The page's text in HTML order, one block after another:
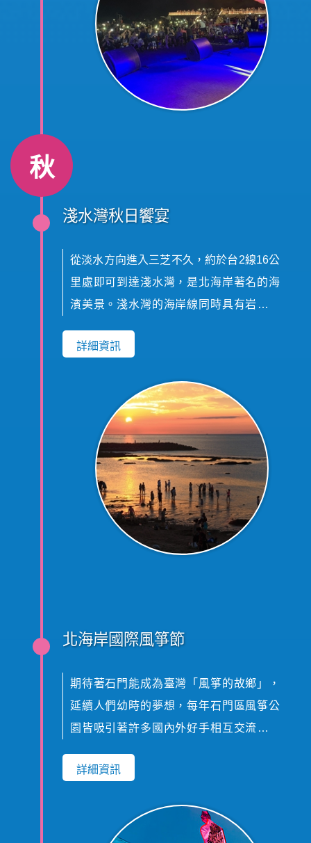
美麗海岸不必遠走國外，北海岸即可享受
罕見瑰麗的海岸風情~
秋
淺水灣秋日饗宴
從淡水方向進入三芝不久，約於台2線16公
里處即可到達淺水灣，是北海岸著名的海
濱美景。淺水灣的海岸線同時具有岩岸與
的巨岩；右半邊為沙灘，由長時間沉澱而
是為淺水灣的一大特色。海岸不遠處有一
片礁石區，許多遊客會到沙灘上逐浪拾
貝，漫步在寬闊平直的米白色沙灘上既浪
漫又愜意。若是想要感受海風吹拂的恣
意，也可騎著腳踏車來淺水灣自行車木棧
道體驗風吹草舞的自然韻律，令人心曠神
怡。淺水灣秋日饗宴以將淺水灣海濱公園
打造成為一個熱鬧繽紛的嘉年華會場，規
灣、小丑魔術親子互動、INS風海灘道具打
喜，為民眾打造好玩無限的秋日週末。
詳細資訊
北海岸國際風箏節
期待著石門能成為臺灣「風箏的故鄉」，
延續人們幼時的夢想，每年石門區風箏公
園皆吸引著許多國內外好手相互交流、共
情、民俗傳統的多元化風箏，藉此活動推
精進，更讓北海岸風箏節名揚海外、躍上
國際舞臺大放異彩。
詳細資訊